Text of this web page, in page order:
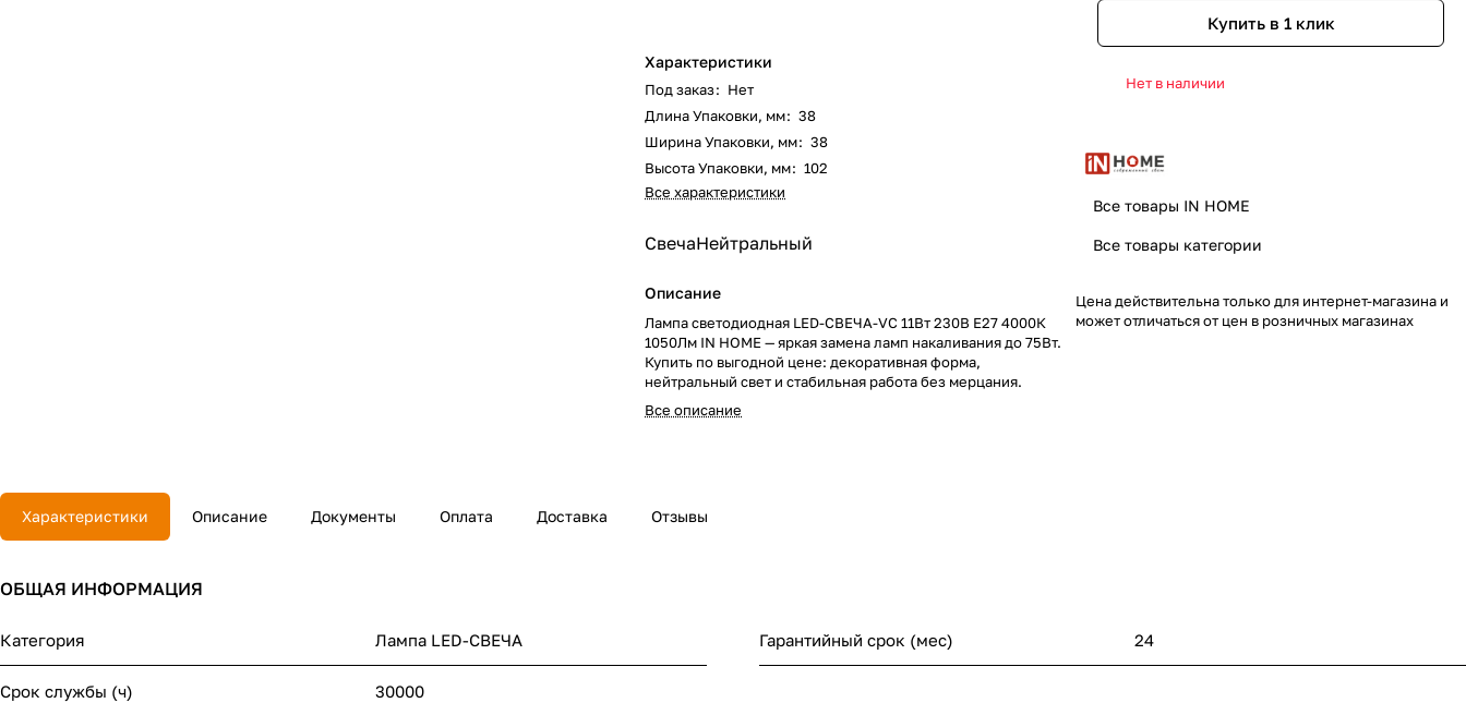
Характеристики
Под заказ: Нет
Длина Упаковки, мм: 38
Ширина Упаковки, мм: 38
Высота Упаковки, мм: 102
Все характеристики
СвечаНейтральный
Описание
Лампа светодиодная LED-СВЕЧА-VC 11Вт 230В E27 4000К
1050Лм IN HOME — яркая замена ламп накаливания до 75Вт.
Купить по выгодной цене: декоративная форма,
нейтральный свет и стабильная работа без мерцания.
Все описание
Купить в 1 клик
Нет в наличии
Все товары IN HOME
Все товары категории
Цена действительна только для интернет-магазина и
может отличаться от цен в розничных магазинах
Характеристики Описание Документы Оплата Доставка Отзывы
ОБЩАЯ ИНФОРМАЦИЯ
Категория Лампа LED-СВЕЧА Гарантийный срок (мес) 24
Срок службы (ч) 30000